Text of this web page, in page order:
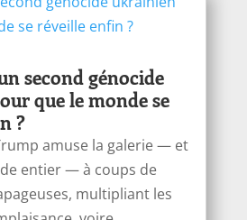
second génocide
que le monde se
?
amuse la galerie — et
entier — à coups de
multipliant les